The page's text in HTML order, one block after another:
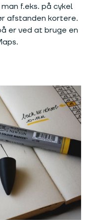
f.eks. på cykel
afstanden kortere.
er ved at bruge en